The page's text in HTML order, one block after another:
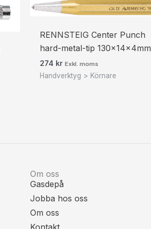
RENNSTEIG Center Punch
hard-metal-tip 130x14x4mm
274 kr Exkl. moms
Handverktyg > Körnare
Om oss
Gasdepå
Jobba hos oss
Om oss